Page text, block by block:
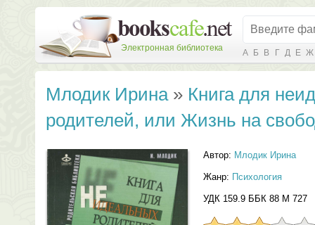
Электронная библиотека А Б В Г Д Е Ж
Млодик Ирина» Книга для
родителей, или Жизнь на
Автор: Млодик Ирина
Жанр: Психология
УДК 159.9 ББК 88 М 727